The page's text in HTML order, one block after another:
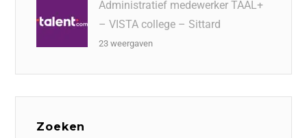
Administratief medewerker TAAL+
– VISTA college – Sittard
23 weergaven
Zoeken